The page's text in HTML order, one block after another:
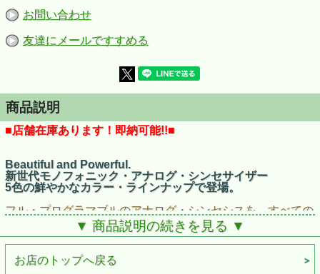
お問い合わせ
友達にメールですすめる
商品説明
■店舗在庫あります！即納可能!!■
Beautiful and Powerful.
新世代モノフォニック・アナログ・シンセサイザー
5色の鮮やかなカラー・ラインナップで登場。
フル・プログラマブルのアナログ・シンセシスを、すべての
プレイヤーへ届ける。4ボイス・ポリフォニックである
minilogueと同じデザイン、操作性、ビルド・クオリティ、
プライス・レンジ、そしてなにより同じスピリットのもと
に、新世代のモノフォニック・シンセサイザーが誕生しまし
た。
▼ 商品説明の続きを見る ▼
お店のトップへ戻る